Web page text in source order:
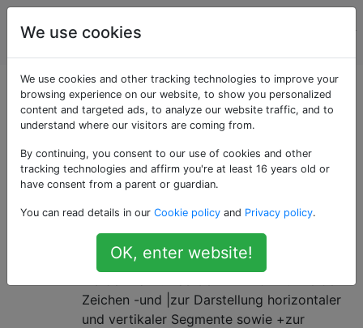
Programmierrätsel
& Code Golf
Als «knot-theory»
getaggte Fragen
1 "KNOTEN" oder "NICHT"?
ASCII-Grafikdarstellung einer verwickelten
Zeichenfolge verarbeitet und entscheidet,
ob sie in einer einfachen Schleife entwirrt
Zeichen -und |zur Darstellung horizontaler
und vertikaler Segmente sowie +zur
We use cookies
We use cookies and other tracking technologies to improve your
browsing experience on our website, to show you personalized
content and targeted ads, to analyze our website traffic, and to
understand where our visitors are coming from.
By continuing, you consent to our use of cookies and other
tracking technologies and affirm you're at least 16 years old or
have consent from a parent or guardian.
You can read details in our Cookie policy and Privacy policy.
OK, enter website!